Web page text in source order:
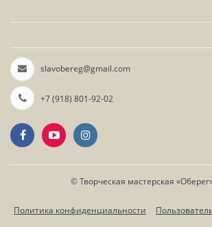
slavobereg@gmail.com
+7 (918) 801-92-02
©Творческая мастерская
Политика конфиденциальности